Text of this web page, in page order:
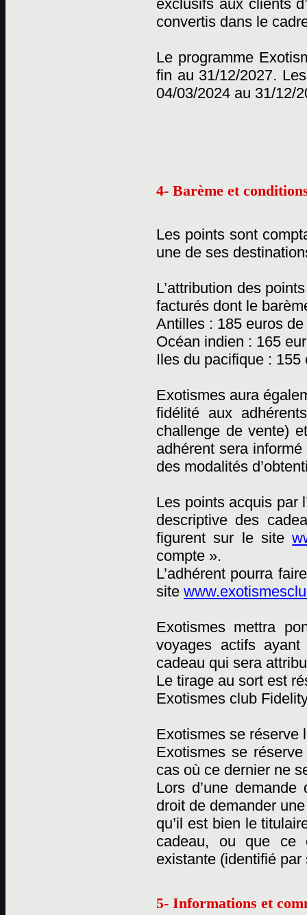
exclusifs aux clients
convertis dans le
Le programme
fin au 31/12/2027.
04/03/2024 au 31/12/
4- Barème et
Les points sont
une de ses
L’attribution des
facturés dont le
Antilles : 185 euros
Océan indien : 165
Iles du pacifique :
Exotismes aura
fidélité aux
challenge de vente)
adhérent sera
des modalités
Les points acquis par
descriptive des
figurent sur le site
compte ».
L’adhérent pourra
site
Exotismes mettra
voyages actifs
cadeau qui sera
Le tirage au sort est
Exotismes club
Exotismes se réserve
Exotismes se
cas où ce dernier ne
Lors d’une
droit de demander
qu’il est bien le
cadeau, ou que ce
existante (identifié
5- Informations et